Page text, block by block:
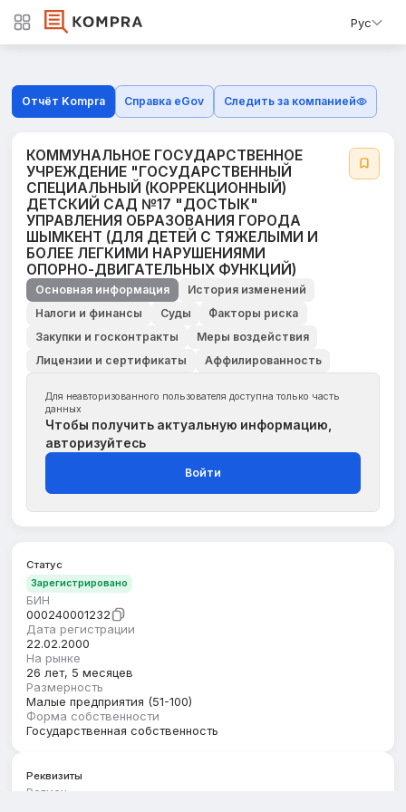
Рус
Отчёт Kompra Справка eGov Следить за компанией
КОММУНАЛЬНОЕ ГОСУДАРСТВЕННОЕ
УЧРЕЖДЕНИЕ "ГОСУДАРСТВЕННЫЙ
СПЕЦИАЛЬНЫЙ (КОРРЕКЦИОННЫЙ)
ДЕТСКИЙ САД №17 "ДОСТЫК"
УПРАВЛЕНИЯ ОБРАЗОВАНИЯ ГОРОДА
ШЫМКЕНТ (ДЛЯ ДЕТЕЙ С ТЯЖЕЛЫМИ И
БОЛЕЕ ЛЕГКИМИ НАРУШЕНИЯМИ
ОПОРНО-ДВИГАТЕЛЬНЫХ ФУНКЦИЙ)
Основная информация
История изменений
Налоги и финансы
Суды
Факторы риска
Закупки и госконтракты
Меры воздействия
Лицензии и сертификаты
Аффилированность
Для неавторизованного пользователя доступна только часть
данных
Чтобы получить актуальную информацию,
авторизуйтесь
Войти
Статус
Зарегистрировано
БИН
000240001232
Дата регистрации
22.02.2000
На рынке
26 лет, 5 месяцев
Размерность
Малые предприятия (51-100)
Форма собственности
Государственная собственность
Реквизиты
Регион